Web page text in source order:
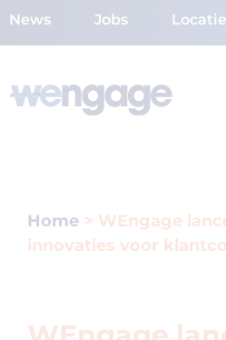
News Jobs
Home > WEngage
innovaties voor